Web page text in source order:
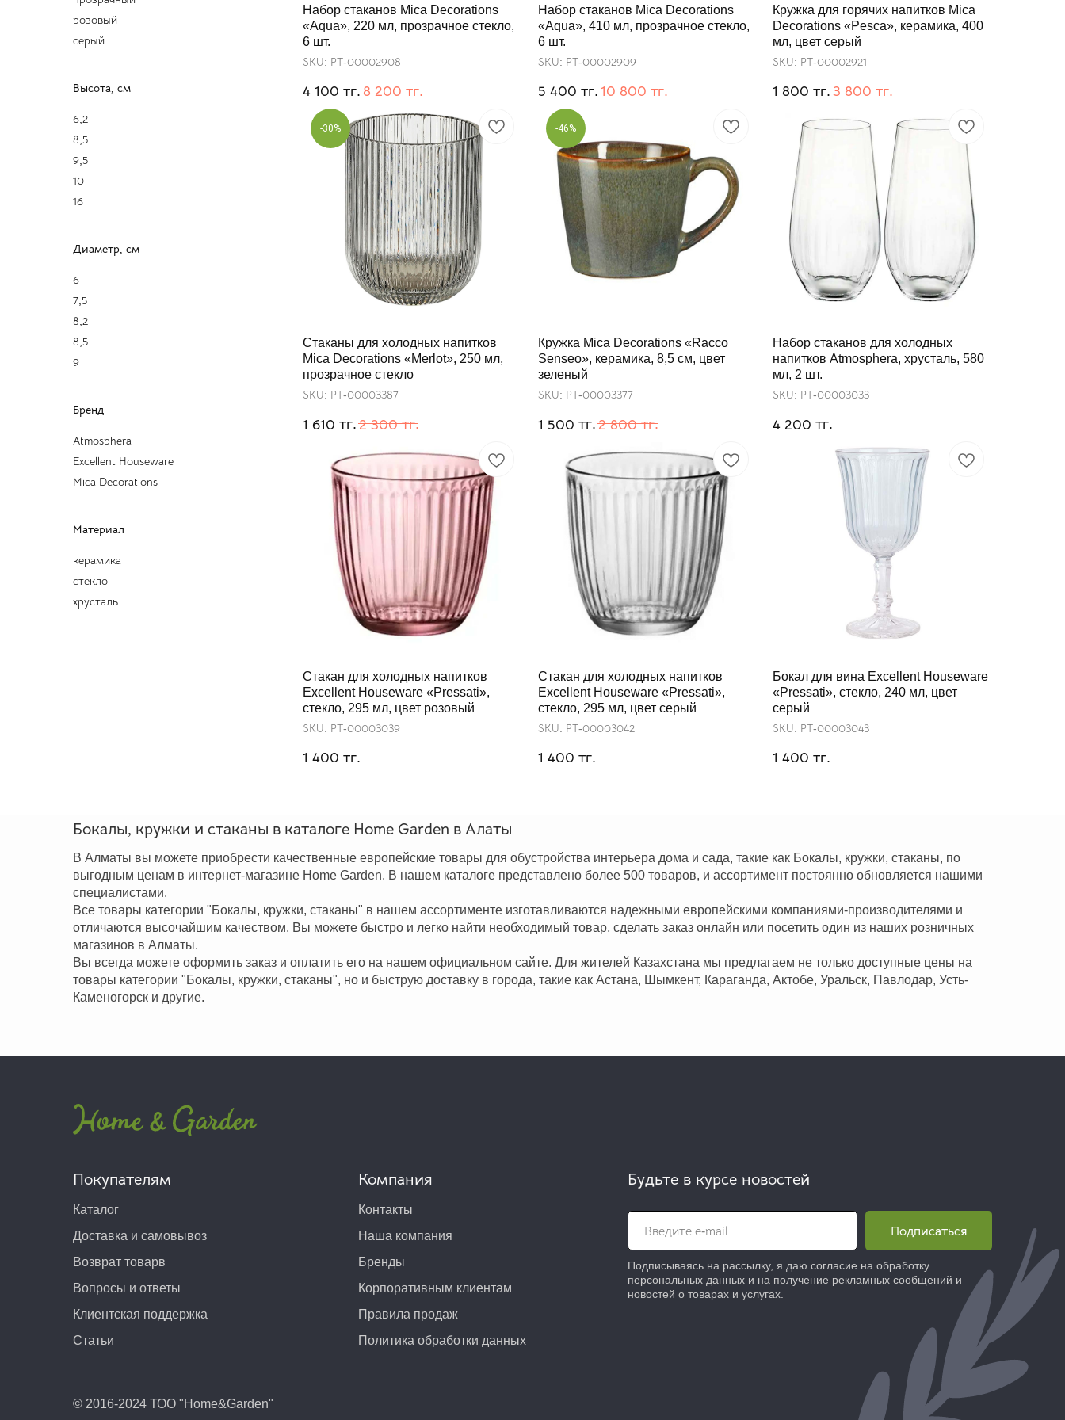
розовый
серый
Высота, см
6,2
8,5
9,5
10
16
Диаметр, см
6
7,5
8,2
8,5
9
Бренд
Atmosphera
Excellent Houseware
Mica Decorations
Материал
керамика
стекло
хрусталь
Набор стаканов Mica Decorations
«Aqua», 220 мл, прозрачное стекло,
6 шт.
SKU: РТ-00002908
4 100 тг.8 200тг.
Набор стаканов Mica Decorations
«Aqua», 410 мл, прозрачное стекло,
6 шт.
SKU: РТ-00002909
5 400 тг.10 800тг.
Кружка для горячих напитков Mica
Decorations «Pesca», керамика, 400
мл, цвет серый
SKU: РТ-00002921
1 800 тг.3 800тг.
-30%
Стаканы для холодных напитков
Mica Decorations «Merlot», 250 мл,
прозрачное стекло
SKU: РТ-00003387
1 610 тг.2 300тг.
-46%
Кружка Mica Decorations «Racco
Senseo», керамика, 8,5 см, цвет
зеленый
SKU: РТ-00003377
1 500 тг.2 800тг.
Набор стаканов для холодных
напитков Atmosphera, хрусталь, 580
мл, 2 шт.
SKU: РТ-00003033
4 200 тг.
Стакан для холодных напитков
Excellent Houseware «Pressati»,
стекло, 295 мл, цвет розовый
SKU: РТ-00003039
1 400 тг.
Стакан для холодных напитков
Excellent Houseware «Pressati»,
стекло, 295 мл, цвет серый
SKU: РТ-00003042
1 400 тг.
Бокал для вина Excellent Houseware
«Pressati», стекло, 240 мл, цвет
серый
SKU: РТ-00003043
1 400 тг.
Бокалы, кружки и стаканы в каталоге Home Garden в Алаты
В Алматы вы можете приобрести качественные европейские товары для обустройства интерьера дома и сада, такие как Бокалы, кружки, стаканы, по
выгодным ценам в интернет-магазине Home Garden. В нашем каталоге представлено более 500 товаров, и ассортимент постоянно обновляется нашими
специалистами.
Все товары категории "Бокалы, кружки, стаканы" в нашем ассортименте изготавливаются надежными европейскими компаниями-производителями и
отличаются высочайшим качеством. Вы можете быстро и легко найти необходимый товар, сделать заказ онлайн или посетить один из наших розничных
магазинов в Алматы.
Вы всегда можете оформить заказ и оплатить его на нашем официальном сайте. Для жителей Казахстана мы предлагаем не только доступные цены на
товары категории "Бокалы, кружки, стаканы", но и быструю доставку в города, такие как Астана, Шымкент, Караганда, Актобе, Уральск, Павлодар, Усть-
Каменогорск и другие.
Покупателям Компания
Подписаться
Будьте в курсе новостей
Подписываясь на рассылку, я даю согласие на обработку
персональных данных и на получение рекламных сообщений и
новостей о товарах и услугах.
© 2016-2024 ТОО "Home&Garden"
Каталог
Доставка и самовывоз
Возврат товарв
Вопросы и ответы
Клиентская поддержка
Контакты
Наша компания
Бренды
Корпоративным клиентам
Правила продаж
Политика обработки данных
Статьи